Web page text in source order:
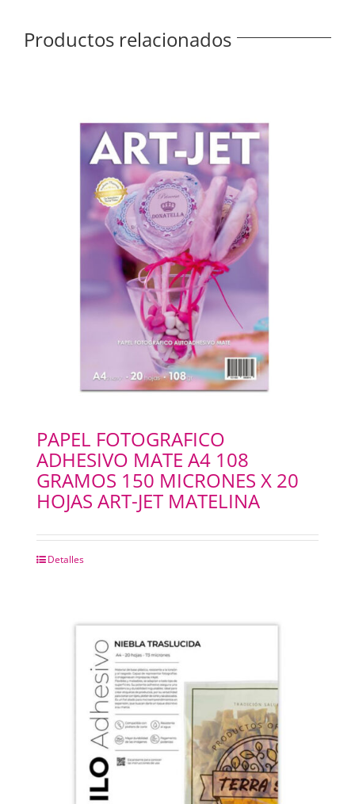
Productos relacionados
PAPEL FOTOGRAFICO
ADHESIVO MATE A4 108
GRAMOS 150 MICRONES X 20
HOJAS ART-JET MATELINA
Detalles